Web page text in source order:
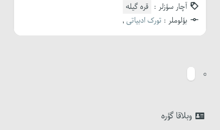
آچار سؤزلر : قره گیله
بؤلوملر : تورک ادبیاتی ,
وبلاقا گؤره